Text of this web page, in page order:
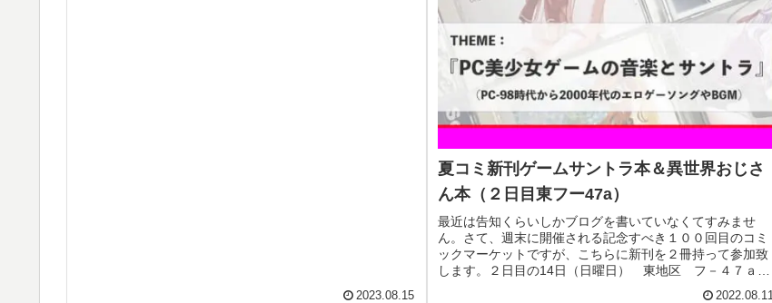
2023.08.15
夏コミ新刊ゲームサントラ本＆異世界おじさ
ん本（２日目東フー47a）
最近は告知くらいしかブログを書いていなくてすみませ
ん。さて、週末に開催される記念すべき１００回目のコミ
ックマーケットですが、こちらに新刊を２冊持って参加致
します。２日目の14日（日曜日） 東地区 フ－４７ａ
2022.08.11